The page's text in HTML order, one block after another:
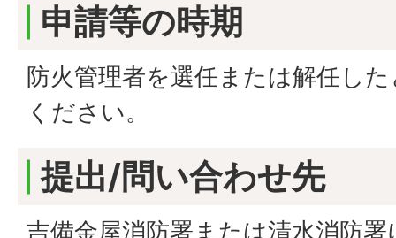
申請等の時期
防火管理者を選任または解任し
ください。
提出/問い合わせ先
吉備金屋消防署または清水消防